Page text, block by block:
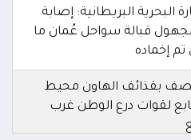
البحرية البريطانية: إصابة
قبالة سواحل عُمان ما
تم إخماده
بقذائف الهاون محيط
لقوات درع الوطن غرب